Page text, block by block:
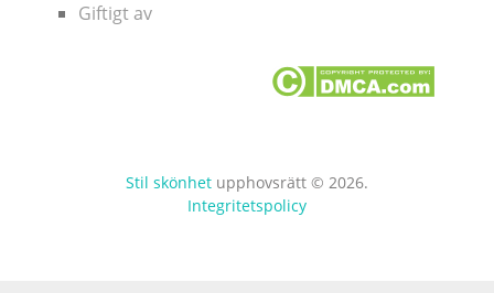
Giftigt av
Stil skönhetupphovsrätt © 2026.
Integritetspolicy